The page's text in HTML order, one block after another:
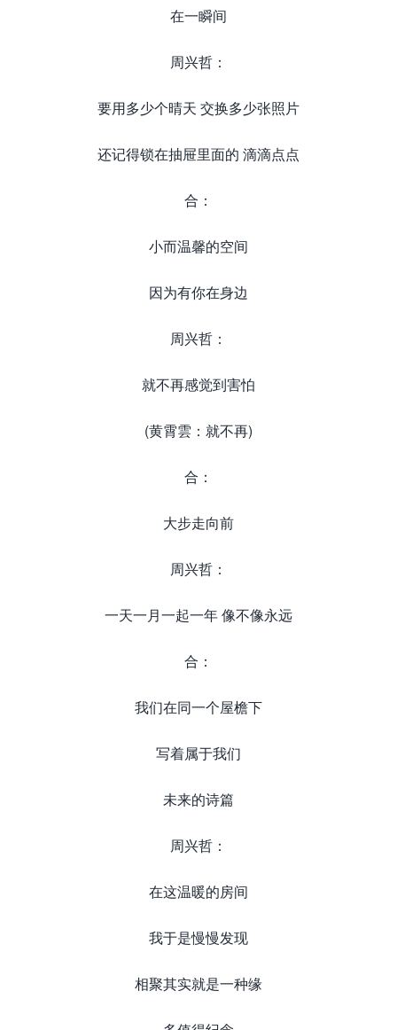
在一瞬间
周兴哲：
要用多少个晴天 交换多少张照片
还记得锁在抽屉里面的 滴滴点点
合：
小而温馨的空间
因为有你在身边
周兴哲：
就不再感觉到害怕
(黄霄雲：就不再)
合：
大步走向前
周兴哲：
一天一月一起一年 像不像永远
合：
我们在同一个屋檐下
写着属于我们
未来的诗篇
周兴哲：
在这温暖的房间
我于是慢慢发现
相聚其实就是一种缘